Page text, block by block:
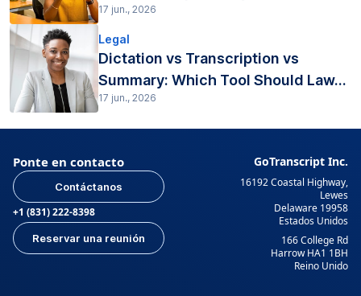
17 jun., 2026
Legal
Dictation vs Transcription vs
Summary: Which Tool Should Law...
17 jun., 2026
Ponte en contacto
Contáctanos
+1 (831) 222-8398
Reservar una reunión
GoTranscript Inc.
16192 Coastal Highway,
Lewes
Delaware 19958
Estados Unidos
166 College Rd
Harrow HA1 1BH
Reino Unido